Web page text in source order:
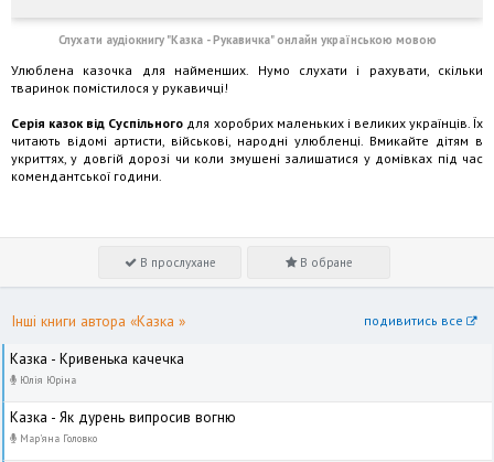
Слухати аудіокнигу "Казка - Рукавичка" онлайн українською мовою
Улюблена казочка для найменших. Нумо слухати і рахувати, скільки
тваринок помістилося у рукавичці!
Серія казок від Суспільного для хоробрих маленьких і великих українців. Їх
читають відомі артисти, військові, народні улюбленці. Вмикайте дітям в
укриттях, у довгій дорозі чи коли змушені залишатися у домівках під час
комендантської години.
В прослухане В обране
Інші книги автора «Казка » подивитись все
Казка - Кривенька качечка
Юлія Юріна
Казка - Як дурень випросив вогню
Мар'яна Головко